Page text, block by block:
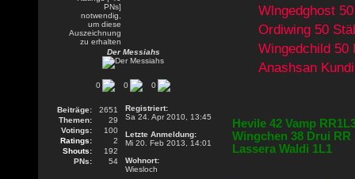
Der Messiahs
0 0 0
Beiträge:
2651
Themen:
29
Votings:
100
Ratings:
2
Shouts:
192
PNs:
54
Registriert:
Sa 24. Apr 2010, 13:45
Letzte Anmeldung:
Mi 20. Feb 2013, 14:01
Wohnort:
Wiesloch
Wlngedghost
Ordiwing 50
Wingedchild 50
Anashsan
Hevile 42 Vamp
Wingchen 38 Drui RR
Lassera Waldi 1L1